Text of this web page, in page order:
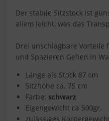
Der stabile Sitzstock ist
allem leicht, was das
Drei unschlagbare Vorteile
und Spazieren Gehen in
Länge als Stock 87 cm
Sitzhöhe ca. 75 cm
Farbe: schwarz
Eigengewicht ca 500gr.
zulässiges